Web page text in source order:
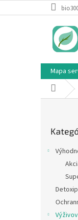
na
Mapa